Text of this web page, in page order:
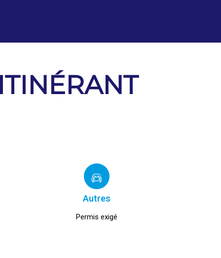
Autres
Permis exigé